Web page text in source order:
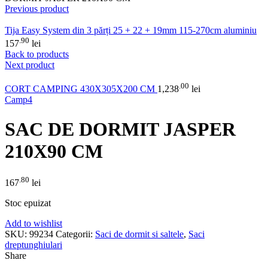
Previous product
Tija Easy System din 3 părți 25 + 22 + 19mm 115-270cm aluminiu
157 .90 lei
Back to products
Next product
CORT CAMPING 430X305X200 CM 1,238 .00 lei
Camp4
SAC DE DORMIT JASPER
210X90 CM
167.80 lei
Stoc epuizat
Add to wishlist
SKU: 99234 Categorii: Saci de dormit si saltele, Saci
dreptunghiulari
Share